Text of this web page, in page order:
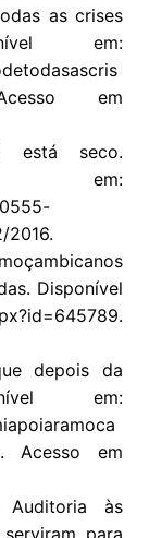
as crises
em:
Acesso em
está seco.
em:
2016.
Disponível
depois da
em:
Acesso em
Auditoria às
para